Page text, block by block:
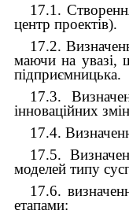
17.1.
центр проектів).
17.2.
маючи на увазі,
підприємницька.
17.3.
інноваційних
17.4.
17.5.
моделей типу
17.6.
етапами: